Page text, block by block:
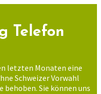
Telefon
letzten Monaten eine
Schweizer Vorwahl
behoben. Sie können uns